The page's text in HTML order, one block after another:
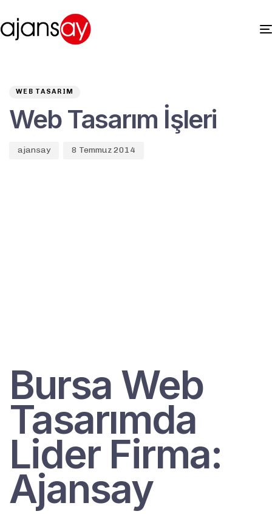
WEB TASARIM
Web Tasarım İşleri
ajansay 8 Temmuz 2014
Bursa Web
Tasarımda
Lider Firma:
Ajansay